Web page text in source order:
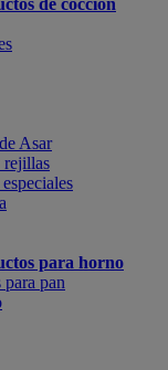
de cocción
Asar
rejillas
para horno
pan